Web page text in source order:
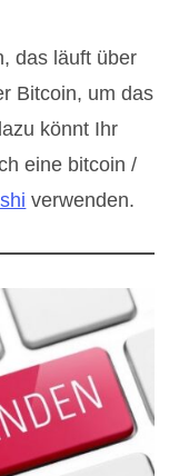
das läuft über
Bitcoin, um das
könnt Ihr
eine bitcoin /
verwenden.